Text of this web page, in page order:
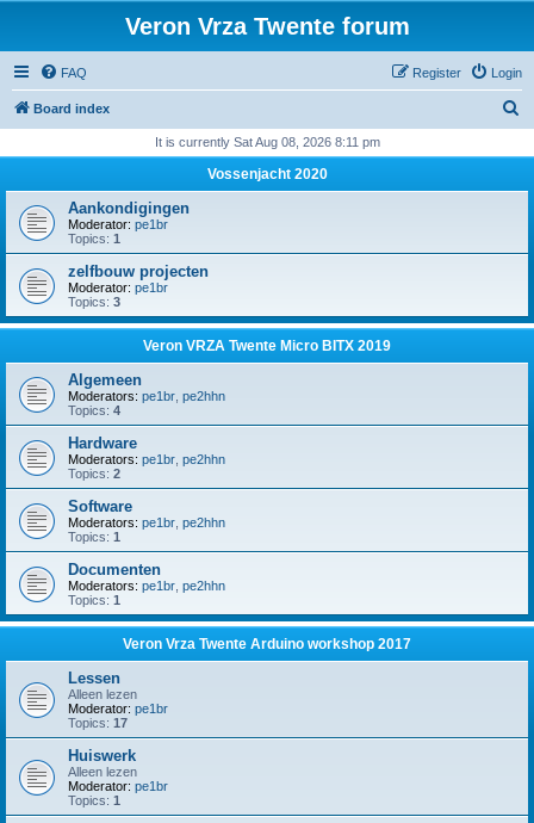
Veron Vrza Twente forum
FAQ Login
Register
Board index
r
h
It is currently Sat Aug 08, 2026 8:11 pm
Vossenjacht 2020
Aankondigingen
Moderator: pe1br
Topics: 1
zelfbouw projecten
Moderator: pe1br
Topics: 3
Veron VRZA Twente Micro BITX 2019
Algemeen
Moderators: pe1br pe2hhn
Topics: 4
Hardware
Moderators: pe1br pe2hhn
Topics: 2
Software
Moderators: pe1br pe2hhn
Topics: 1
Documenten
Moderators: pe1br pe2hhn
Topics: 1
Veron Vrza Twente Arduino workshop 2017
Lessen
Alleen lezen
Moderator: pe1br
Topics: 17
Huiswerk
Alleen lezen
Moderator: pe1br
Topics: 1